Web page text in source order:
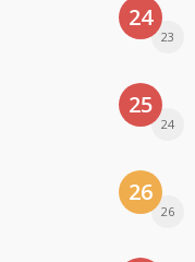
24
23
25
24
26
26